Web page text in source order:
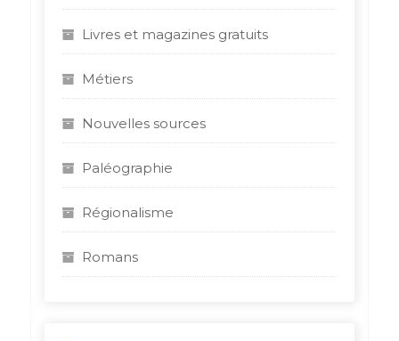
Livres et magazines gratuits
Métiers
Nouvelles sources
Paléographie
Régionalisme
Romans